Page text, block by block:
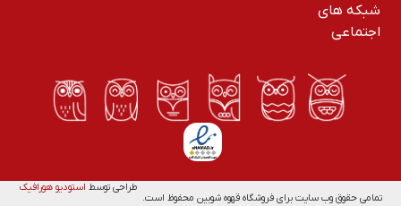
شبکه های
اجتماعی
تمامی حقوق وب سایت برای فروشگاه قهوه شوبین محفوظ است.
طراحی توسط استودیو هورافیک